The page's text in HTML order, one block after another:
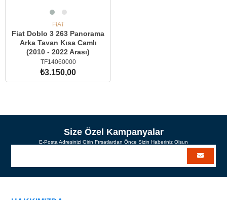
FIAT
Fiat Doblo 3 263 Panorama
Arka Tavan Kısa Camlı
(2010 - 2022 Arası)
TF14060000
₺3.150,00
Size Özel Kampanyalar
E-Posta Adresinizi Girin Fırsatlardan Önce Sizin Haberiniz Olsun